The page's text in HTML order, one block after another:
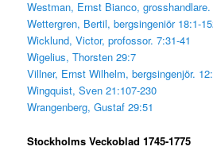
Westman, Ernst Bianco,
Wettergren, Bertil, bergsingeniör 18:1-
Wicklund, Victor, profossor. 7:31-41
Wigelius, Thorsten 29:7
Villner, Ernst Wilhelm, bergsingenjör.
Wingquist, Sven 21:107-230
Wrangenberg, Gustaf 29:51
Stockholms Veckoblad 1745-1775